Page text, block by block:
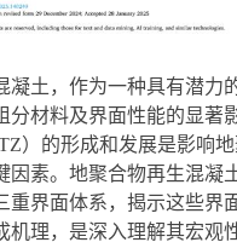
凝土，作为一种具有潜力
分材料及界面性能的显著
）的形成和发展是影响
因素。地聚合物再生混凝
重界面体系，揭示这些界
机理，是深入理解其宏观